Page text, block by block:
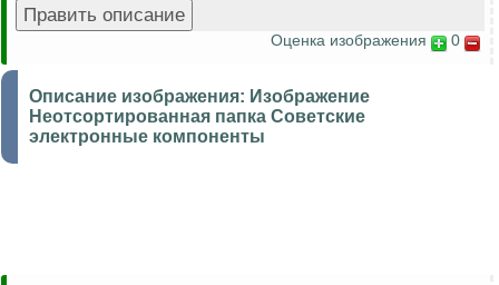
Оценка изображения 0
Описание изображения: Изображение
Неотсортированная папка Советские
электронные компоненты